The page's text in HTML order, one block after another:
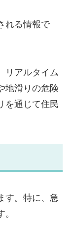
れる情報で
リアルタイム
地滑りの危険
を通じて住民
す。特に、急